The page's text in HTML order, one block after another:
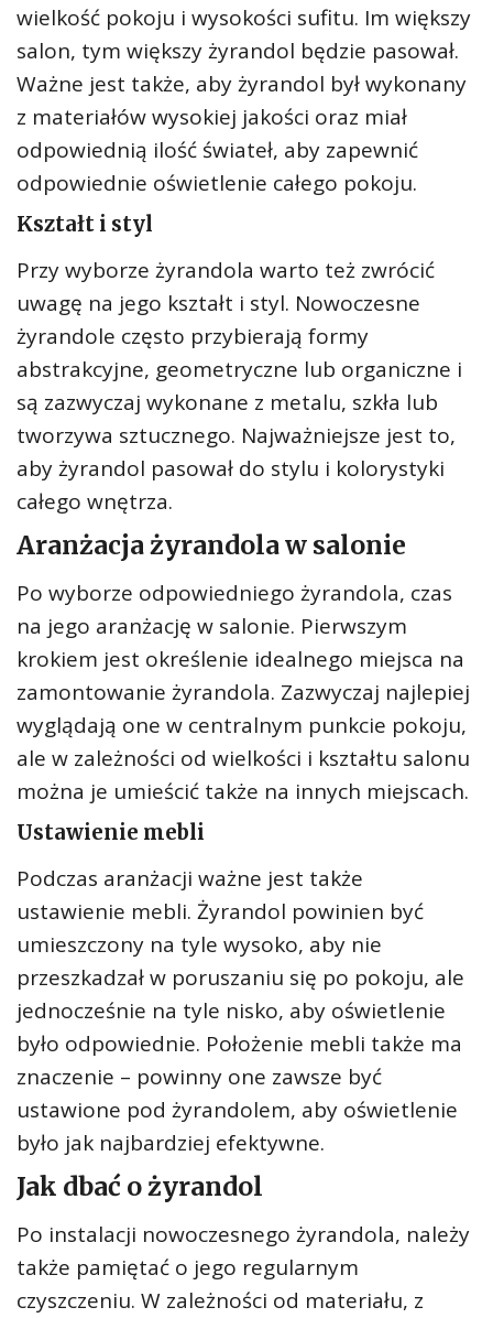
wielkość pokoju i wysokości sufitu. Im większy
salon, tym większy żyrandol będzie pasował.
Ważne jest także, aby żyrandol był wykonany
z materiałów wysokiej jakości oraz miał
odpowiednią ilość świateł, aby zapewnić
odpowiednie oświetlenie całego pokoju.
Kształt i styl
Przy wyborze żyrandola warto też zwrócić
uwagę na jego kształt i styl. Nowoczesne
żyrandole często przybierają formy
abstrakcyjne, geometryczne lub organiczne i
są zazwyczaj wykonane z metalu, szkła lub
tworzywa sztucznego. Najważniejsze jest to,
aby żyrandol pasował do stylu i kolorystyki
całego wnętrza.
Aranżacja żyrandola w salonie
Po wyborze odpowiedniego żyrandola, czas
na jego aranżację w salonie. Pierwszym
krokiem jest określenie idealnego miejsca na
zamontowanie żyrandola. Zazwyczaj najlepiej
wyglądają one w centralnym punkcie pokoju,
ale w zależności od wielkości i kształtu salonu
można je umieścić także na innych miejscach.
Ustawienie mebli
Podczas aranżacji ważne jest także
ustawienie mebli. Żyrandol powinien być
umieszczony na tyle wysoko, aby nie
przeszkadzał w poruszaniu się po pokoju, ale
jednocześnie na tyle nisko, aby oświetlenie
było odpowiednie. Położenie mebli także ma
znaczenie – powinny one zawsze być
ustawione pod żyrandolem, aby oświetlenie
było jak najbardziej efektywne.
Jak dbać o żyrandol
Po instalacji nowoczesnego żyrandola, należy
także pamiętać o jego regularnym
czyszczeniu. W zależności od materiału, z